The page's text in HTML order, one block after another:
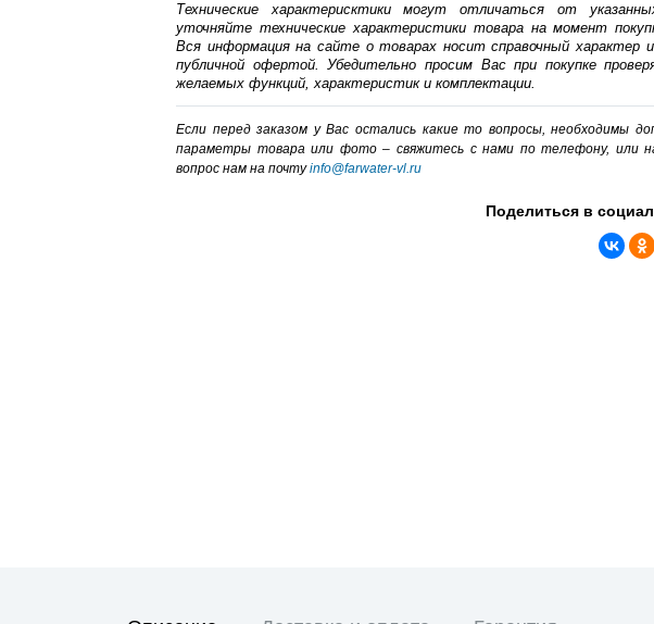
Технические характерисктики могут отличаться от
уточняйте технические характеристики товара на момент
Вся информация на сайте о товарах носит справочный характер
публичной офертой. Убедительно просим Вас при покупке
желаемых функций, характеристик и комплектации.
Если перед заказом у Вас остались какие то вопросы, необходимы
параметры товара или фото – cвяжитесь с нами по телефону, или
вопрос нам на почтуinfo@farwater-vl.ru
Поделиться в